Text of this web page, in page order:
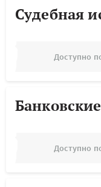
Судебная
Доступно
Доступно